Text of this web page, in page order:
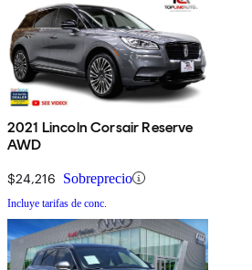
2021 Lincoln Corsair Reserve
AWD
$24,216 Sobreprecio
Incluye tarifas de conc.